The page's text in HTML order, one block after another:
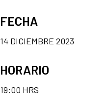
FECHA
14 DICIEMBRE 2023
HORARIO
19:00 HRS